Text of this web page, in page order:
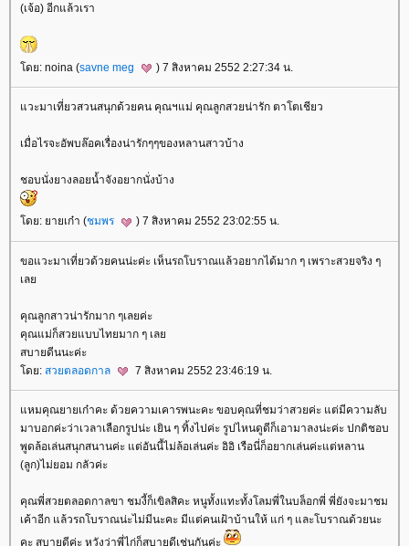
(เจ้อ) อีกแล้วเรา
ดย: noina (savne meg ) 7 สิงหาคม 2552 2:27:34 น.
วะมาเที่ยวสวนสนุกด้วยคน คุณฯแม่ คุณลูกสวยน่ารัก ตาโตเชียว
เมื่อไรจะอัพบล๊อคเรื่องน่ารักๆๆของหลานสาวบ้าง
ชอบนั่งยางลอยน้ำจังอยากนั่งบ้าง
ดย: ยายเก๋า (ชมพร ) 7 สิงหาคม 2552 23:02:55 น.
ขอแวะมาเที่ยวด้วยคนน่ะค่ะ เห็นรถโบราณแล้วอยากได้มาก ๆ เพราะสวยจริง ๆ
เล
คุณลูกสาวน่ารักมาก ๆเลยค่ะ
คุณแม่ก็สวยแบบไทยมาก ๆ เล
สบายดีนนะค่ะ
ดย: สวยตลอดกาล 7 สิงหาคม 2552 23:46:19 น.
หมคุณยายเก๋าคะ ด้วยความเคารพนะคะ ขอบคุณที่ชมว่าสวยค่ะ แต่มีความลับ
มาบอกค่ะว่าเวลาเลือกรูปน่ะ เยิน ๆ ทิ้งไปค่ะ รูปไหนดูดีก็เอามาลงน่ะค่ะ ปกติชอบ
พูดล้อเล่นสนุกสนานค่ะ แต่อันนี้ไม่ล้อเล่นค่ะ อิอิ เรือนี่ก็อยากเล่นค่ะแต่หลาน
(ลูก)ไม่ยอม กลัวค่ะ
คุณพี่สวยตลอดกาลขา ชมงี้ก็เขิลสิคะ หนูทั้งแทะทั้งโลมพี่ในบล็อกพี่ พี่ยังจะมาชม
เค้าอีก แล้วรถโบราณน่ะไม่มีนะคะ มีแต่คนเฝ้าบ้านให้ แก่ ๆ และโบราณด้วยนะ
คะ สบายดีค่ะ หวังว่าพี่ไก่ก็สบายดีเช่นกันค่ะ